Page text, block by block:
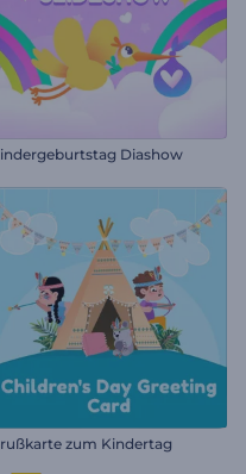
Diashow
zum Kindertag